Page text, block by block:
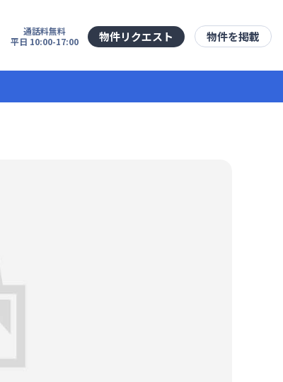
通話料無料
平日 10:00-17:00
物件リクエスト 物件を掲載